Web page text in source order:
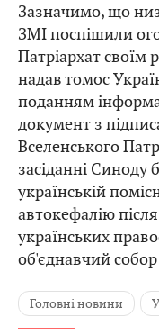
Зазначимо, що
ЗМІ поспішили
Патріархат своїм
надав томос
поданням
документ з
Вселенського
засіданні Синоду
українській
автокефалію
українських
об'єднавчий собор
Головні новини